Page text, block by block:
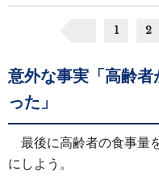
1 2
意外な事実「高齢
った」
最後に高齢者の食事量
にしよう。